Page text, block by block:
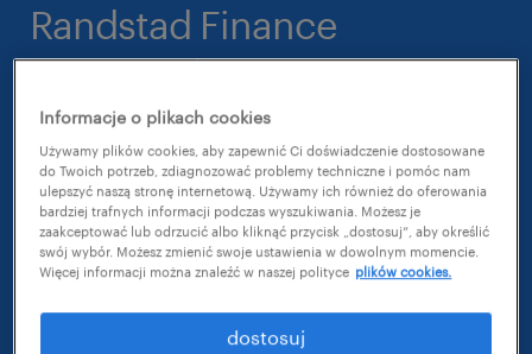
Randstad Finance
Community
Randstad Finance Community to społeczność
z dostępem do unikalnej wiedzy,
umożliwiająca rozwój zawodowy i budowanie
sieci kontaktów. Stworzona specjalnie dla
osób specjalizujących się w finansach i
Uzyskasz dostęp do ciekawych artykułów
Informacje o plikach cookies
Używamy plików cookies, aby zapewnić Ci doświadczenie dostosowane
do Twoich potrzeb, zdiagnozować problemy techniczne i pomóc nam
ulepszyć naszą stronę internetową. Używamy ich również do oferowania
bardziej trafnych informacji podczas wyszukiwania. Możesz je
zaakceptować lub odrzucić albo kliknąć przycisk „dostosuj”, aby określić
swój wybór. Możesz zmienić swoje ustawienia w dowolnym momencie.
Więcej informacji można znaleźć w naszej polityce plików cookies.
dostosuj